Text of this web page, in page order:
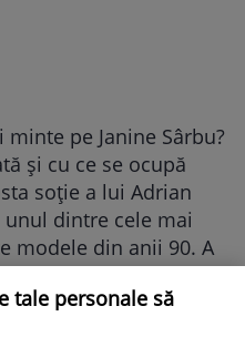
minte pe Janine Sârbu?
și cu ce se ocupă
soție a lui Adrian
unul dintre cele mai
modele din anii 90. A
recent de
Culturii din Franța.
tale personale să